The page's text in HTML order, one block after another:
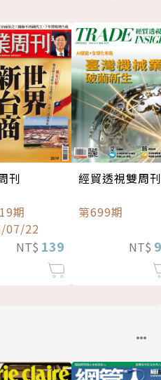
刊
期
07/22
NT$ 139
經貿透視雙周刊
第699期
NT$